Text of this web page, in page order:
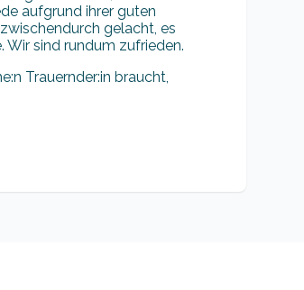
aufgrund ihrer guten
gelacht, es
sind rundum zufrieden.
Trauernder:in braucht,